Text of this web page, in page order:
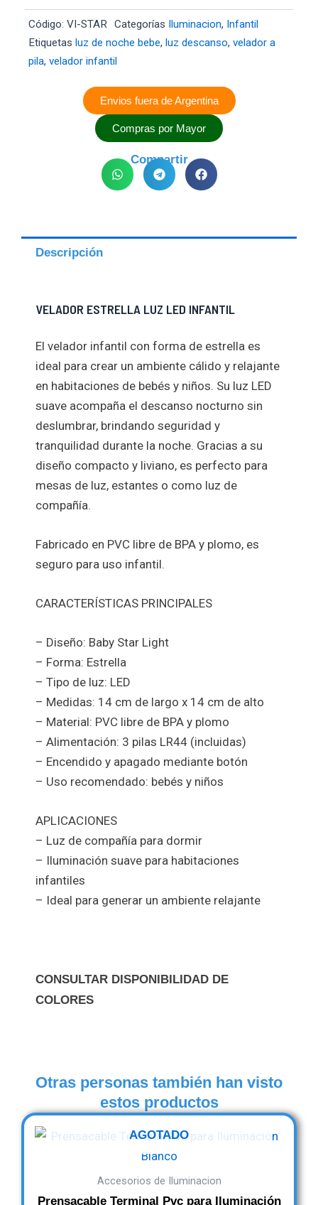
Noche
Infantil
Bebe
Código: VI-STAR Categorías Iluminacion, Infantil
Etiquetas luz de noche bebe, luz descanso, velador a
pila, velador infantil
Envios fuera de Argentina
Compras por Mayor
Compartir
Descripción
VELADOR ESTRELLA LUZ LED INFANTIL
El velador infantil con forma de estrella es
ideal para crear un ambiente cálido y relajante
en habitaciones de bebés y niños. Su luz LED
suave acompaña el descanso nocturno sin
deslumbrar, brindando seguridad y
tranquilidad durante la noche. Gracias a su
diseño compacto y liviano, es perfecto para
mesas de luz, estantes o como luz de
compañía.
Fabricado en PVC libre de BPA y plomo, es
seguro para uso infantil.
CARACTERÍSTICAS PRINCIPALES
– Diseño: Baby Star Light
– Forma: Estrella
– Tipo de luz: LED
– Medidas: 14 cm de largo x 14 cm de alto
– Material: PVC libre de BPA y plomo
– Alimentación: 3 pilas LR44 (incluidas)
– Encendido y apagado mediante botón
– Uso recomendado: bebés y niños
APLICACIONES
– Luz de compañía para dormir
– Iluminación suave para habitaciones
infantiles
– Ideal para generar un ambiente relajante
CONSULTAR DISPONIBILIDAD DE
COLORES
Otras personas también han visto
estos productos
AGOTADO
Accesorios de Iluminacion
Prensacable Terminal Pvc para Iluminación